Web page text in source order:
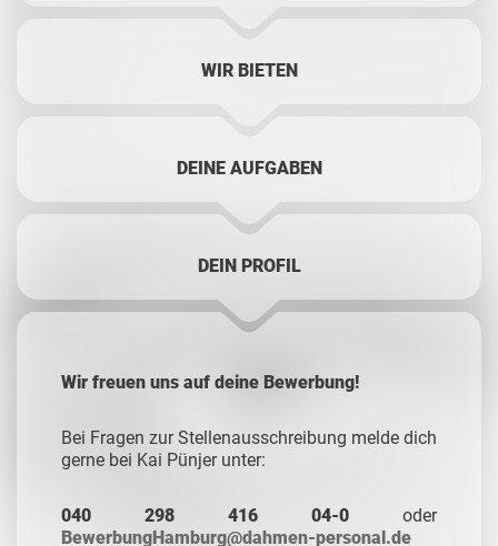
WIR BIETEN
DEINE AUFGABEN
DEIN PROFIL
Wir freuen uns auf deine Bewerbung!
Bei Fragen zur Stellenausschreibung melde dich
gerne bei Kai Pünjer unter:
040 298 416 04-0 oder
BewerbungHamburg@dahmen-personal.de